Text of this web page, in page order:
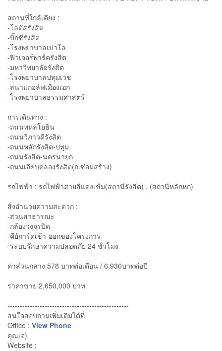
สถานที่ใกล้เคียง :
-โลตัสรังสิต
-บิ๊กซีรังสิต
-โรงพยาบาลเปาโล
-ฟิวเจอร์พาร์ครังสิต
-มหาวิทยาลัยรังสิต
-โรงพยาบาลปทุมเวช
-สนามกอล์ฟเมืองเอก
-โรงพยาบาลธรรมศาสตร์
การเดินทาง :
-ถนนพหลโยธิน
-ถนนวิภาวดีรังสิต
-ถนนหลักรังสิต-ปทุม
-ถนนรังสิต-นครนายก
-ถนนเลียบคลองรังสิต(ถ.ซ่อมสร้าง)
รถไฟฟ้า : รถไฟฟ้าสายสีแดงเข้ม(สถานีรังสิต) , (สถานีหลักหก)
สิ่งอำนวยความสะดวก :
-สวนสาธารณะ
-กล้องวงจรปิด
-คีย์การ์ดเข้า-ออกของโครงการ
-ระบบรักษาความปลอดภัย 24 ชั่วโมง
ค่าส่วนกลาง 578 บาทต่อเดือน / 6,936บาทต่อปี
ราคาขาย 2,650,000 บาท
-------------------------------------------------
สนใจสอบถามเพิ่มเติมได้ที่
Office : View Phone
คุณเจ)
Website :